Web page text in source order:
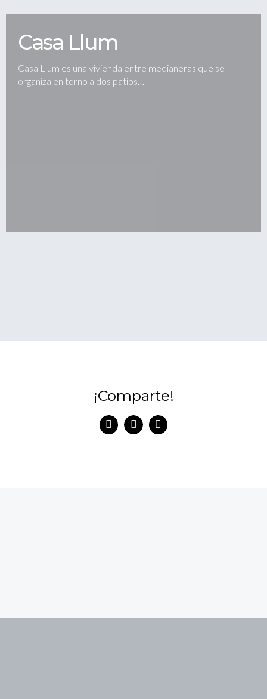
Casa Llum
Casa Llum es una vivienda entre medianeras que se
organiza en torno a dos patios…
¡Comparte!